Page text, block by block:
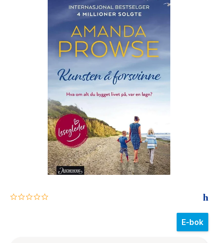
Hypopressiv trening
The Housemaid
0.0
E-bok